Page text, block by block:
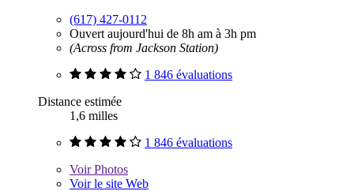
(617) 427-0112
Ouvert aujourd'hui de 8h am à 3h pm
(Across from Jackson Station)
1 846 évaluations
Distance estimée
1,6 milles
1 846 évaluations
VoirPhotos
Voir le site Web